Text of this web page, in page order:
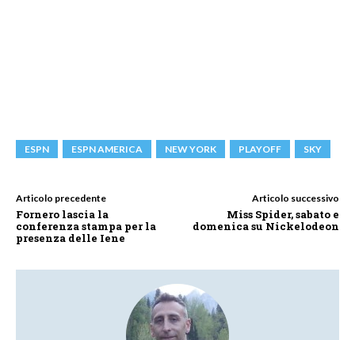
ESPN ESPN AMERICA NEW YORK PLAYOFF SKY
Articolo precedente
Fornero lascia la
conferenza stampa per la
presenza delle Iene
Articolo successivo
Miss Spider, sabato e
domenica su Nickelodeon